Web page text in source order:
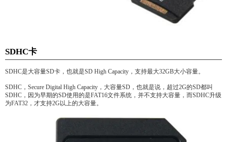
SDHC卡
SDHC是大容量SD卡，也就是SD High Capacity，支持最大32GB大小容量。
SDHC，Secure Digital High Capacity，大容量SD，也就是说，超过2G的SD都叫
SDHC，因为早期的SD使用的是FAT16文件系统，并不支持大容量，而SDHC升级
为FAT32，才支持2G以上的大容量。